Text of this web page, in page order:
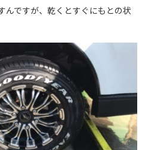
んですが、乾くとすぐにもとの状